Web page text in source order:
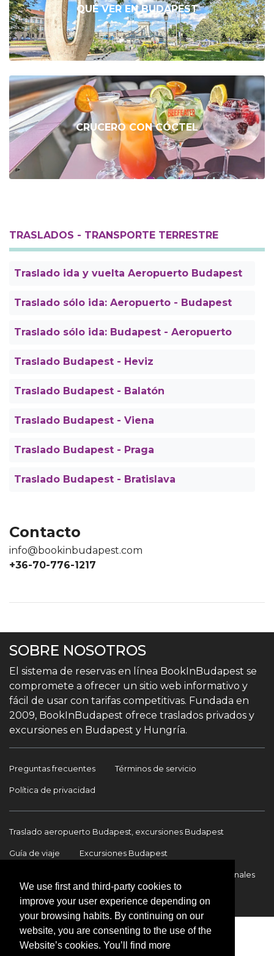
We use first and third-party cookies to
improve your user experience depending on
your browsing habits. By continuing on our
website, you are consenting to the use of the
Website’s cookies. You’ll find more
QUÉ VER EN BUDAPEST
CRUCERO CON CÓCTEL
TRASLADOS - TRANSPORTE TERRESTRE
Traslado ida y vuelta Aeropuerto Budapest
Traslado sólo ida: Aeropuerto - Budapest
Traslado sólo ida: Budapest - Aeropuerto
Traslado Budapest - Heviz
Traslado Budapest - Balatón
Traslado Budapest - Viena
Traslado Budapest - Praga
Traslado Budapest - Bratislava
Contacto
info@bookinbudapest.com
+36-70-776-1217
SOBRE NOSOTROS
El sistema de reservas en línea BookInBudapest se
compromete a ofrecer un sitio web informativo y
fácil de usar con tarifas competitivas. Fundada en
2009, BookInBudapest ofrece traslados privados y
excursiones en Budapest y Hungría.
Preguntas frecuentes Términos de servicio
Política de privacidad
Traslado aeropuerto Budapest, excursiones Budapest
Guía de viaje Excursiones Budapest
Traslados internacionales
Contacto